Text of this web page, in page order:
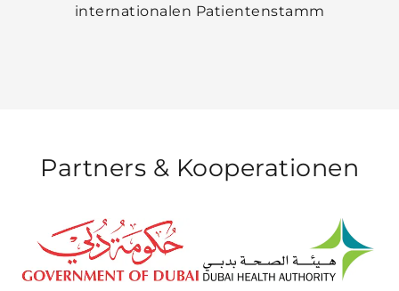
internationalen Patientenstamm
Partners & Kooperationen